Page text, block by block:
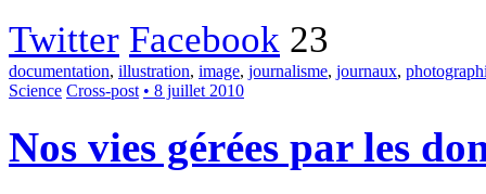
Twitter Facebook 23
documentation, illustration, image, journalisme, journaux,
Science Cross-post • 8 juillet 2010
Nos vies gérées par les